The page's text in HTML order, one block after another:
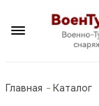
Главная Каталог